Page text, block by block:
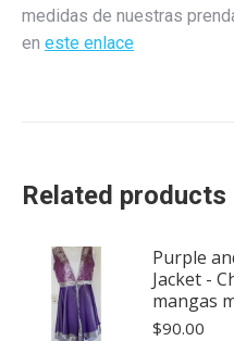
medidas de nuestras
en este enlace
Related products
Purple
Jacket -
mangas
$90.00